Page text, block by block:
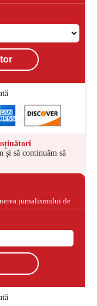
și să continuăm să
jurnalismului de